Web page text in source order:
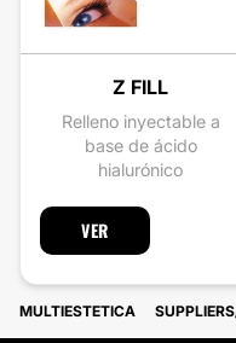
Z FILL
Relleno inyectable a
base de ácido
hialurónico
VER
MULTIESTETICA SUPPLIERS